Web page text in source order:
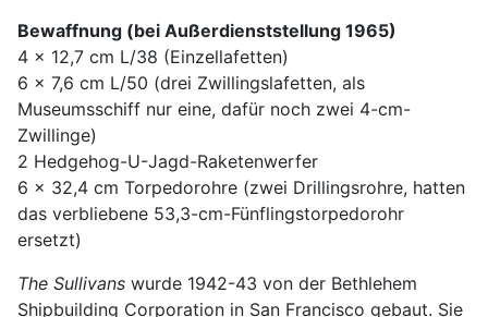
Bewaffnung (bei Außerdienststellung 1965)
4 x 12,7 cm L/38 (Einzellafetten)
6 x 7,6 cm L/50 (drei Zwillingslafetten, als
Museumsschiff nur eine, dafür noch zwei 4-cm-
Zwillinge)
2 Hedgehog-U-Jagd-Raketenwerfer
6 x 32,4 cm Torpedorohre (zwei Drillingsrohre, hatten
das verbliebene 53,3-cm-Fünflingstorpedorohr
ersetzt)
The Sullivans wurde 1942-43 von der Bethlehem
Shipbuilding Corporation in San Francisco gebaut. Sie